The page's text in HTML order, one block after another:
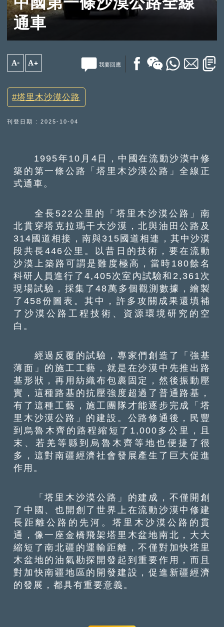
通車
A- A+ 我要回應
塔里木沙漠公路
刊登日期 : 2025-10-04
1995年10月4日，中國在流動沙漠中修
築的第一條公路「塔里木沙漠公路」全線正
式通車。
全長522公里的「塔里木沙漠公路」南
北貫穿塔克拉瑪干大沙漠，北與油田公路及
314國道相接，南與315國道相連，其中沙漠
段共長446公里。以昔日的技術，要在流動
沙漠上築路可謂是難度極高，當時180餘名
科研人員進行了4,405次室內試驗和2,361次
現場試驗，採集了48萬多個觀測數據，繪製
了458份圖表。其中，許多攻關成果還填補
了沙漠公路工程技術、資源環境研究的空
白。
經過反覆的試驗，專家們創造了「強基
薄面」的施工工藝，就是在沙漠中先推出路
基形狀，再用紡織布包裹固定，然後振動壓
實，這種路基的抗壓強度超過了普通路基，
有了這種工藝，施工團隊才能逐步完成「塔
里木沙漠公路」的建設。公路修通後，民豐
到烏魯木齊的路程縮短了1,000多公里，且
末、若羌等縣到烏魯木齊等地也便捷了很
多，這對南疆經濟社會發展產生了巨大促進
作用。
「塔里木沙漠公路」的建成，不僅開創
了中國、也開創了世界上在流動沙漠中修建
長距離公路的先河。塔里木沙漠公路的貫
通，像一座金橋飛架塔里木盆地南北，大大
縮短了南北疆的運輸距離，不僅對加快塔里
木盆地的油氣勘探開發起到重要作用，而且
對加快南疆地區的開發建設，促進新疆經濟
的發展，都具有重要意義。